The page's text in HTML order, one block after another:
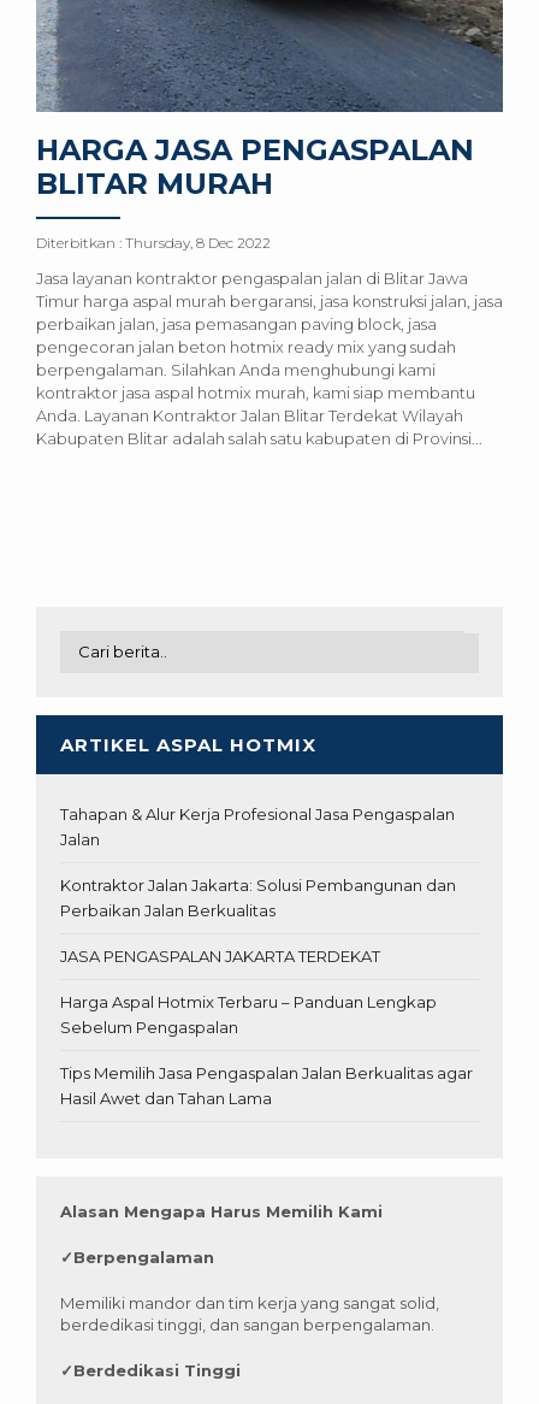
HARGA JASA PENGASPALAN
BLITAR MURAH
Diterbitkan : Thursday, 8 Dec 2022
Jasa layanan kontraktor pengaspalan jalan di Blitar Jawa
Timur harga aspal murah bergaransi, jasa konstruksi jalan, jasa
perbaikan jalan, jasa pemasangan paving block, jasa
pengecoran jalan beton hotmix ready mix yang sudah
berpengalaman. Silahkan Anda menghubungi kami
kontraktor jasa aspal hotmix murah, kami siap membantu
Anda. Layanan Kontraktor Jalan Blitar Terdekat Wilayah
Kabupaten Blitar adalah salah satu kabupaten di Provinsi...
ARTIKEL ASPAL HOTMIX
Tahapan & Alur Kerja Profesional Jasa Pengaspalan
Jalan
Kontraktor Jalan Jakarta: Solusi Pembangunan dan
Perbaikan Jalan Berkualitas
JASA PENGASPALAN JAKARTA TERDEKAT
Harga Aspal Hotmix Terbaru – Panduan Lengkap
Sebelum Pengaspalan
Tips Memilih Jasa Pengaspalan Jalan Berkualitas agar
Hasil Awet dan Tahan Lama
Alasan Mengapa Harus Memilih Kami
✓Berpengalaman
Memiliki mandor dan tim kerja yang sangat solid,
berdedikasi tinggi, dan sangan berpengalaman.
✓Berdedikasi Tinggi